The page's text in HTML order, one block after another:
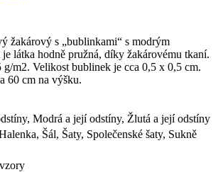
žakárový s „bublinkami“ s modrým
látka hodně pružná, díky žakárovému tkaní.
g/m2. Velikost bublinek je cca 0,5 x 0,5 cm.
60 cm na výšku.
, Modrá a její odstíny, Žlutá a její odstíny
, Šál, Šaty, Společenské šaty, Sukně